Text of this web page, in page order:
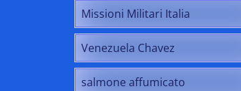
Missioni Militari Italia
Venezuela Chavez
salmone affumicato